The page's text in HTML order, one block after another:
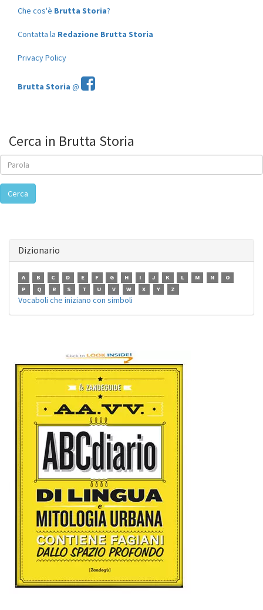
Che cos'è Brutta Storia?
Contatta la Redazione Brutta Storia
Privacy Policy
Brutta Storia @
Cerca in Brutta Storia
Cerca
Dizionario
A B C D E F G H I J K L M N
O
P
Q R S T U V W X Y Z
Vocaboli che iniziano con simboli